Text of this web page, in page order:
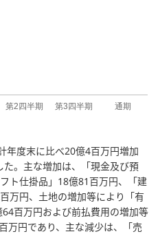
年度末に比べ20億4百万円増加
。主な増加は、「現金及び預
ト仕掛品」18億81百万円、「建
万円、土地の増加等により「有
百万円および前払費用の増加等
万円であり、主な減少は、「売